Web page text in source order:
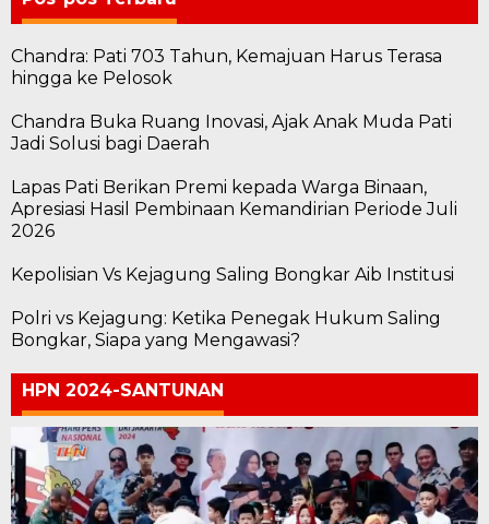
Chandra: Pati 703 Tahun, Kemajuan Harus Terasa
hingga ke Pelosok
Chandra Buka Ruang Inovasi, Ajak Anak Muda Pati
Jadi Solusi bagi Daerah
Lapas Pati Berikan Premi kepada Warga Binaan,
Apresiasi Hasil Pembinaan Kemandirian Periode Juli
2026
Kepolisian Vs Kejagung Saling Bongkar Aib Institusi
Polri vs Kejagung: Ketika Penegak Hukum Saling
Bongkar, Siapa yang Mengawasi?
HPN 2024-SANTUNAN